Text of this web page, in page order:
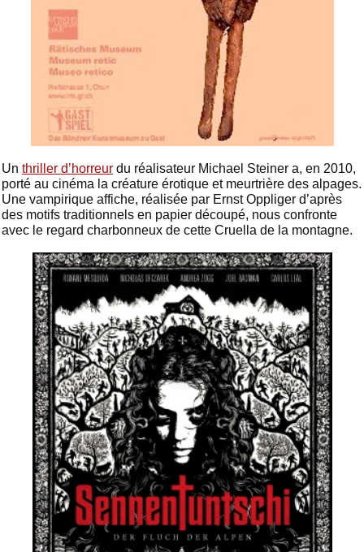
Un thriller d’horreur du réalisateur Michael Steiner a, en 2010,
porté au cinéma la créature érotique et meurtrière des alpages.
Une vampirique affiche, réalisée par Ernst Oppliger d’après
des motifs traditionnels en papier découpé, nous confronte
avec le regard charbonneux de cette Cruella de la montagne.